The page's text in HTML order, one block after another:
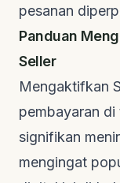
pesanan
Panduan
Seller
Mengaktifkan
pembayaran
signifikan
mengingat